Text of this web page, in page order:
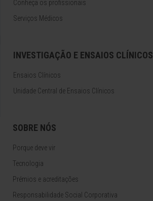
Conheça os profissionais
Serviços Médicos
INVESTIGAÇÃO E ENSAIOS CLÍNICOS
Ensaios Clínicos
Unidade Central de Ensaios Clínicos
SOBRE NÓS
Porque deve vir
Tecnologia
Prémios e acreditações
Responsabilidade Social Corporativa